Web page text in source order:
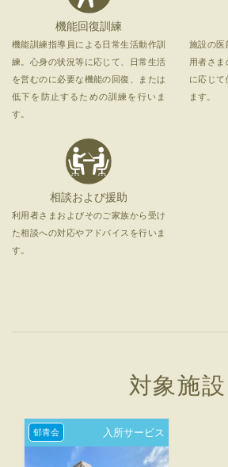
機能回復訓練
機能訓練指導員による日常生活動作訓
練。心身の状況等に応じて、日常生活
を営むのに必要な機能の回復、または
低下を防止するための訓練を行いま
す。
施設の医
用者さま
に応じて
ます。
相談および援助
利用者さまおよびそのご家族から受け
た相談への対応やアドバイスを行いま
す。
対象施設
郁青会 入所サービス